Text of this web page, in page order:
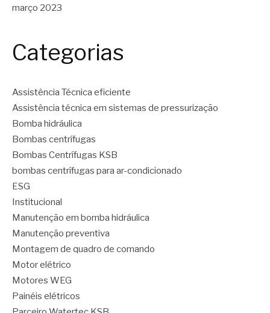
março 2023
Categorias
Assistência Técnica eficiente
Assistência técnica em sistemas de pressurização
Bomba hidráulica
Bombas centrífugas
Bombas Centrífugas KSB
bombas centrífugas para ar-condicionado
ESG
Institucional
Manutenção em bomba hidráulica
Manutenção preventiva
Montagem de quadro de comando
Motor elétrico
Motores WEG
Painéis elétricos